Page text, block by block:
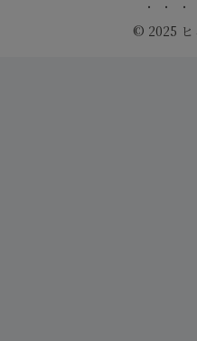
© 2025 ヒ